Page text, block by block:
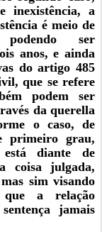
inexistência, a
é meio de
podendo ser
anos, e ainda
do artigo 485
que se refere
podem ser
da querella
o caso, de
primeiro grau,
diante de
coisa julgada,
sim visando
que a relação
jamais